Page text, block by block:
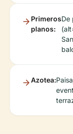
Primeros
planos:
De
Azotea: